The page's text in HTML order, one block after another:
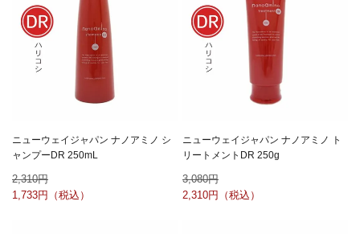
ニューウェイジャパン ナノアミノ シ
ャンプーDR 250mL
2,310
1,733
ニューウェイジャパン ナノアミノ ト
リートメントDR 250g
3,080
2,310